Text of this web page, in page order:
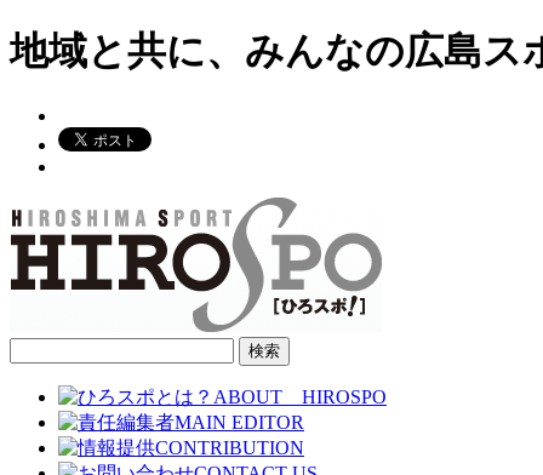
地域と共に、みんなの広島ス